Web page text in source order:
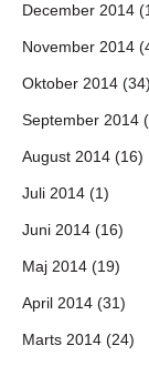
December 2014
November 2014
Oktober 2014 (34)
September 2014
August 2014 (16)
Juli 2014 (1)
Juni 2014 (16)
Maj 2014 (19)
April 2014 (31)
Marts 2014 (24)